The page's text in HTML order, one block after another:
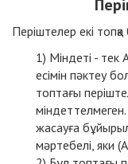
Періштелер екі топқа
Міндеті - тек
есімін пәктеу
топтағы
жасауға
мәртебелі, яки